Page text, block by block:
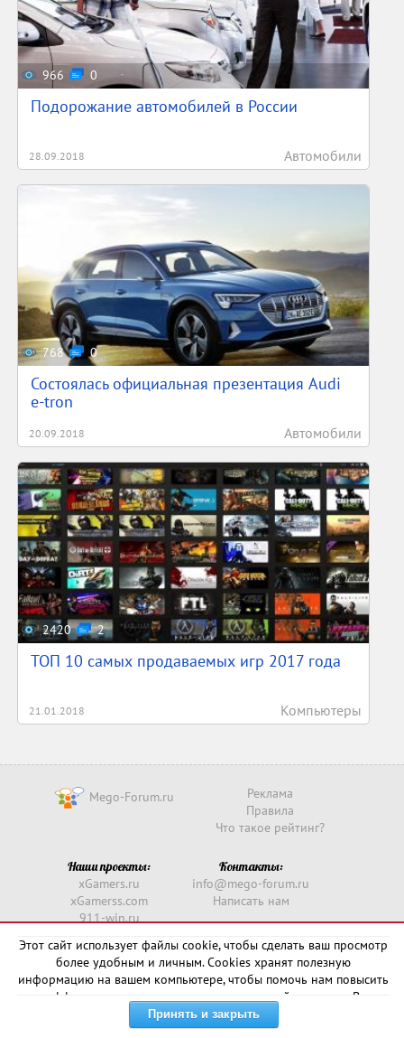
966 0
Подорожание автомобилей в России
28.09.2018 Автомобили
768 0
Состоялась официальная презентация Audi
e-tron
20.09.2018 Автомобили
2420 2
ТОП 10 самых продаваемых игр 2017 года
21.01.2018 Компьютеры
Mego-Forum.ru
Реклама
Правила
Что такое рейтинг?
Наши проекты:
xGamers.ru
xGamerss.com
911-win.ru
Контакты:
info@mego-forum.ru
Написать нам
Copyright © 2016 -2026
Этот сайт использует файлы cookie, чтобы сделать ваш просмотр
более удобным и личным. Cookies хранят полезную
информацию на вашем компьютере, чтобы помочь нам повысить
эффективность и актуальность нашего сайта для вас. В
некоторых случаях они необходимы для правильной работы
сайта.